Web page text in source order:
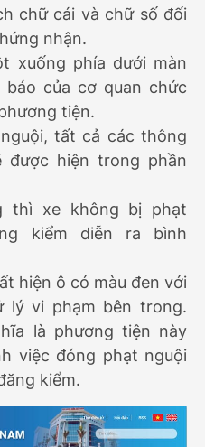
chữ cái và chữ số đối
nhận.
xuống phía dưới màn
của cơ quan chức
tiện.
tất cả các thông
được hiện trong phần
thì xe không bị phạt
kiểm diễn ra bình
hiện ô có màu đen với
lý vi phạm bên trong.
là phương tiện này
việc đóng phạt nguội
kiểm.